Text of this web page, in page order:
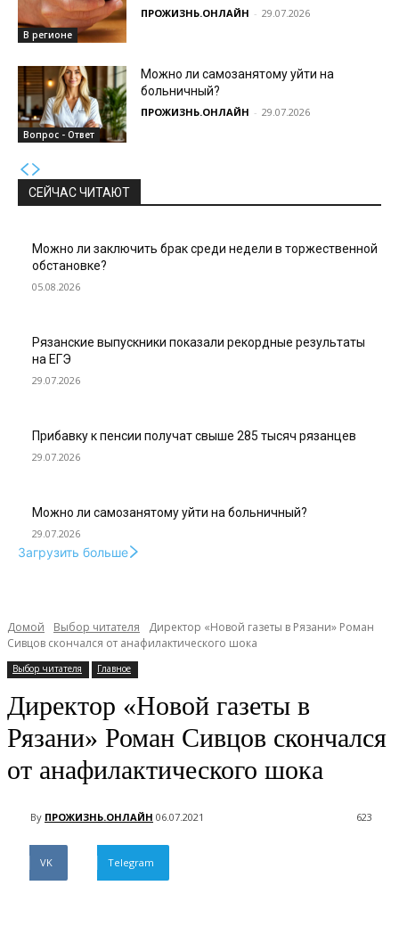
В регионе
ПРОЖИЗНЬ.ОНЛАЙН - 29.07.2026
Вопрос - Ответ
Можно ли самозанятому уйти на
больничный?
ПРОЖИЗНЬ.ОНЛАЙН - 29.07.2026
СЕЙЧАС ЧИТАЮТ
Можно ли заключить брак среди недели в торжественной
обстановке?
05.08.2026
Рязанские выпускники показали рекордные результаты
на ЕГЭ
29.07.2026
Прибавку к пенсии получат свыше 285 тысяч рязанцев
29.07.2026
Можно ли самозанятому уйти на больничный?
29.07.2026
Загрузить больше